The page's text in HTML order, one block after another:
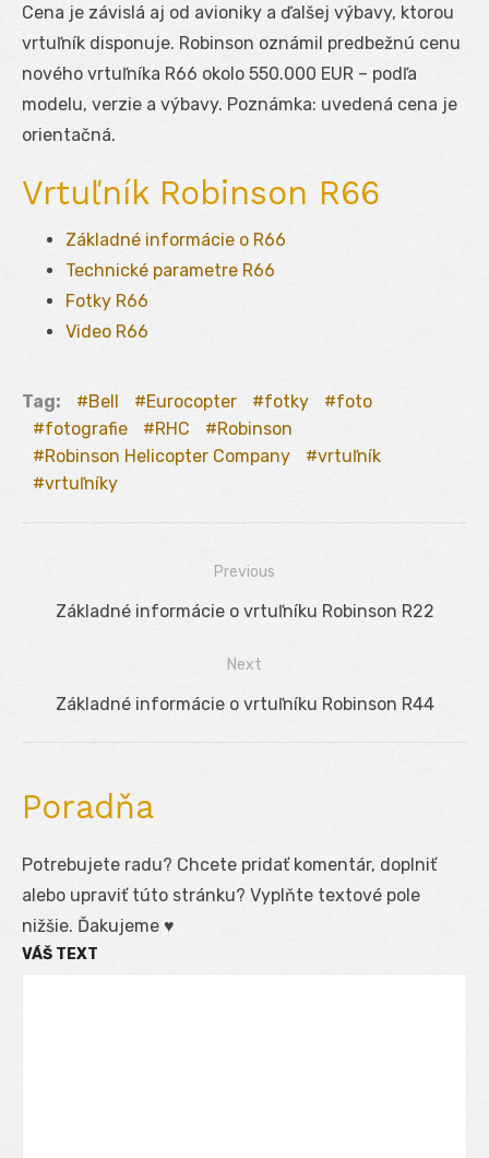
Cena je závislá aj od avioniky a ďalšej výbavy, ktorou
vrtuľník disponuje. Robinson oznámil predbežnú cenu
nového vrtuľníka R66 okolo 550.000 EUR – podľa
modelu, verzie a výbavy. Poznámka: uvedená cena je
orientačná.
Vrtuľník Robinson R66
Základné informácie o R66
Technické parametre R66
Fotky R66
Video R66
Tag: Bell Eurocopter fotky
foto
fotografie
RHC
Robinson
Robinson Helicopter Company
vrtuľník
vrtuľníky
Navigácia
Previous
Previous
Základné informácie o vrtuľníku Robinson R22
Next
Next
Základné informácie o vrtuľníku Robinson R44
Poradňa
Potrebujete radu? Chcete pridať komentár, doplniť
alebo upraviť túto stránku? Vyplňte textové pole
nižšie. Ďakujeme ♥
VÁŠ TEXT